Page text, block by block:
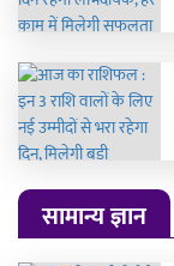
सामान्य ज्ञान